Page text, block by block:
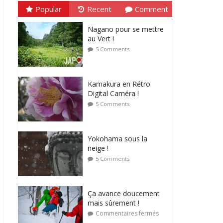
Popular Recent Comment
Nagano pour se mettre
au Vert !
5 Comments
Kamakura en Rétro
Digital Caméra !
5 Comments
Yokohama sous la
neige !
5 Comments
Ça avance doucement
mais sûrement !
Commentaires fermés